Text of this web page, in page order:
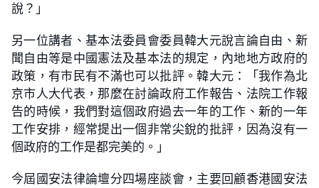
說？」
另一位講者、基本法委員會委員韓大元說言論自由、新
聞自由等是中國憲法及基本法的規定，內地地方政府的
政策，有市民有不滿也可以批評。韓大元：「我作為北
京市人大代表，那麼在討論政府工作報告、法院工作報
告的時候，我們對這個政府過去一年的工作、新的一年
工作安排，經常提出一個非常尖銳的批評，因為沒有一
個政府的工作是都完美的。」
今屆國安法律論壇分四場座談會，主要回顧香港國安法